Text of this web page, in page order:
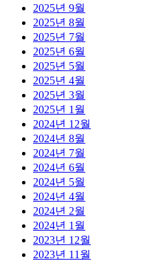
2025년 9월
2025년 8월
2025년 7월
2025년 6월
2025년 5월
2025년 4월
2025년 3월
2025년 1월
2024년 12월
2024년 8월
2024년 7월
2024년 6월
2024년 5월
2024년 4월
2024년 2월
2024년 1월
2023년 12월
2023년 11월